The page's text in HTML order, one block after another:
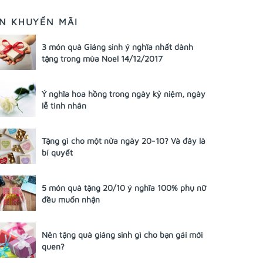
KHUYẾN MÃI
3 món quà Giáng sinh ý nghĩa nhất dành
tặng trong mùa Noel 14/12/2017
Ý nghĩa hoa hồng trong ngày kỷ niệm, ngày
lễ tình nhân
Tặng gì cho một nửa ngày 20-10? Và đây là
bí quyết
5 món quà tặng 20/10 ý nghĩa 100% phụ nữ
đều muốn nhận
Nên tặng quà giáng sinh gì cho bạn gái mới
quen?